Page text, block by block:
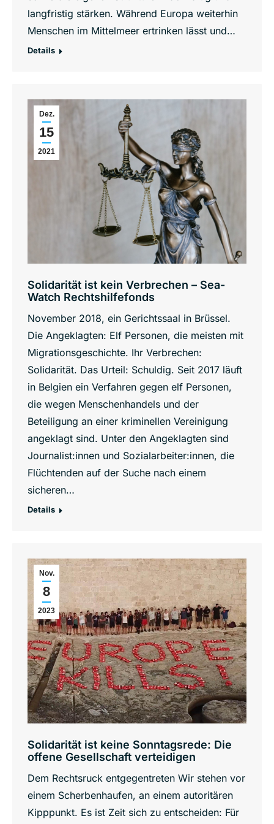
langfristig stärken. Während Europa weiterhin
Menschen im Mittelmeer ertrinken lässt und…
Details
Dez.
15
2021
Solidarität ist kein Verbrechen – Sea-
Watch Rechtshilfefonds
November 2018, ein Gerichtssaal in Brüssel.
Die Angeklagten: Elf Personen, die meisten mit
Migrationsgeschichte. Ihr Verbrechen:
Solidarität. Das Urteil: Schuldig. Seit 2017 läuft
in Belgien ein Verfahren gegen elf Personen,
die wegen Menschenhandels und der
Beteiligung an einer kriminellen Vereinigung
angeklagt sind. Unter den Angeklagten sind
Journalist:innen und Sozialarbeiter:innen, die
Flüchtenden auf der Suche nach einem
sicheren…
Details
Nov.
8
2023
Solidarität ist keine Sonntagsrede: Die
offene Gesellschaft verteidigen
Dem Rechtsruck entgegentreten Wir stehen vor
einem Scherbenhaufen, an einem autoritären
Kipppunkt. Es ist Zeit sich zu entscheiden: Für